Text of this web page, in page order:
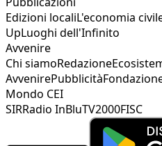
Edizioni localiL'economia
UpLuoghi dell'Infinito
Avvenire
Chi siamoRedazione
AvvenirePubblicità
Mondo CEI
SIRRadio InBluTV2000FISC